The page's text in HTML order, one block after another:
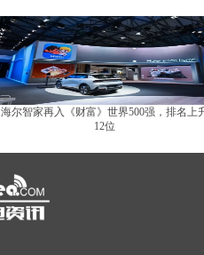
海尔智家再入《财富》世界500强，排名上
12位